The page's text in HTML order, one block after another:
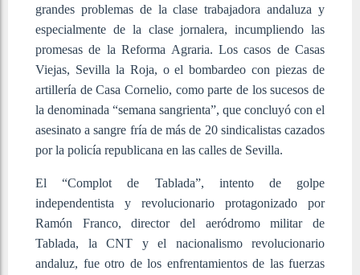
grandes problemas de la clase trabajadora andaluza y
especialmente de la clase jornalera, incumpliendo las
promesas de la Reforma Agraria. Los casos de Casas
Viejas, Sevilla la Roja, o el bombardeo con piezas de
artillería de Casa Cornelio, como parte de los sucesos de
la denominada “semana sangrienta”, que concluyó con el
asesinato a sangre fría de más de 20 sindicalistas cazados
por la policía republicana en las calles de Sevilla.
El “Complot de Tablada”, intento de golpe
independentista y revolucionario protagonizado por
Ramón Franco, director del aeródromo militar de
Tablada, la CNT y el nacionalismo revolucionario
andaluz, fue otro de los enfrentamientos de las fuerzas